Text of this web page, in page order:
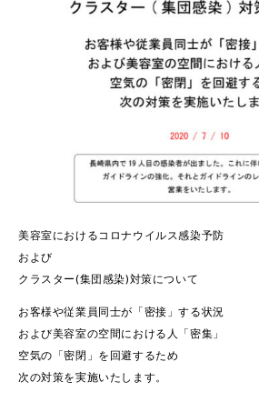
美容室におけるコロナウイルス感染予防
および
クラスター(集団感染)対策について
お客様や従業員同士が「密接」する状況
および美容室の空間における人「密集」
空気の「密閉」を回避するため
次の対策を実施いたします。